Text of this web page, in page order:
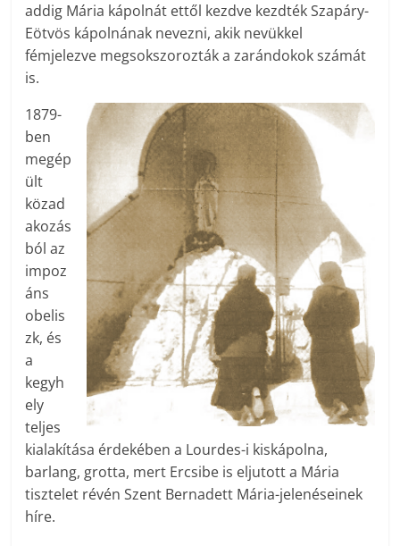
addig Mária kápolnát ettől kezdve kezdték Szapáry-
Eötvös kápolnának nevezni, akik nevükkel
fémjelezve megsokszorozták a zarándokok számát
is.
1879-
ben
megép
ült
közad
akozás
ból az
impoz
áns
obelis
zk, és
a
kegyh
ely
teljes
kialakítása érdekében a Lourdes-i kiskápolna,
barlang, grotta, mert Ercsibe is eljutott a Mária
tisztelet révén Szent Bernadett Mária-jelenéseinek
híre.